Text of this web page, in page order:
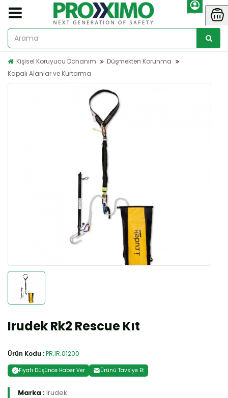
Kişisel Koruyucu Donanım
Düşmekten Korunma
Kapalı Alanlar ve Kurtarma
Irudek Rk2 Rescue Kıt
Ürün Kodu :PR.IR.01200
Fiyatı Düşünce Haber Ver Ürünü Tavsiye Et
Marka :Irudek